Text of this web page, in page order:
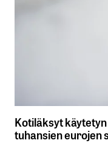
Kotiläksyt
tuhansien eurojen